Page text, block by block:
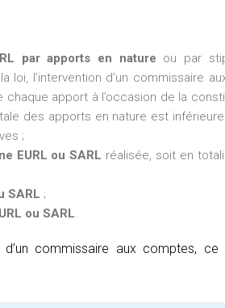
par apports en nature ou par
loi, l’intervention d’un commissaire
chaque apport à l’occasion de la
des apports en nature est
;
EURL ou SARL réalisée, soit en
SARL ;
ou SARL.
commissaire aux comptes,